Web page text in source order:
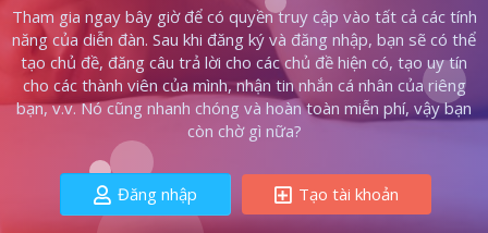
Tham gia ngay bây giờ để có quyền truy cập vào tất cả các tính
năng của diễn đàn. Sau khi đăng ký và đăng nhập, bạn sẽ có thể
tạo chủ đề, đăng câu trả lời cho các chủ đề hiện có, tạo uy tín
cho các thành viên của mình, nhận tin nhắn cá nhân của riêng
bạn, v.v. Nó cũng nhanh chóng và hoàn toàn miễn phí, vậy bạn
còn chờ gì nữa?
Đăng nhập Tạo tài khoản